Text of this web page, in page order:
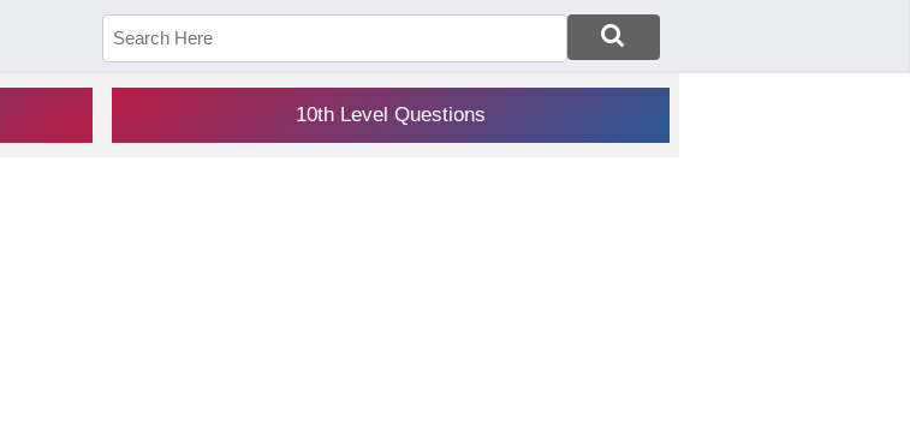
10th Level Questions